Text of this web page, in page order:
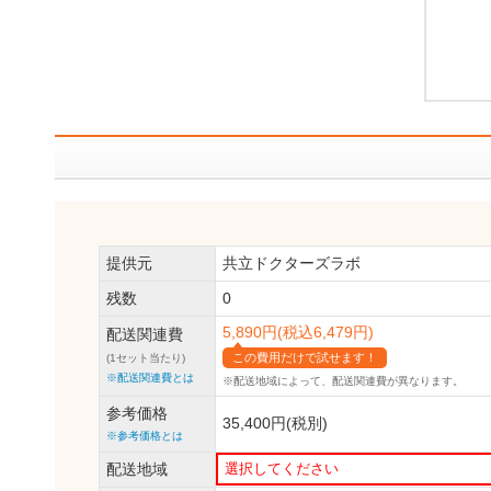
提供元
共立ドクターズラボ
残数
0
配送関連費
(1セット当たり)
※配送関連費とは
5,890円(税込6,479円)
この費用だけで試せます！
※配送地域によって、 配送関連費が異なります。
参考価格
※参考価格とは
35,400円(税別)
配送地域